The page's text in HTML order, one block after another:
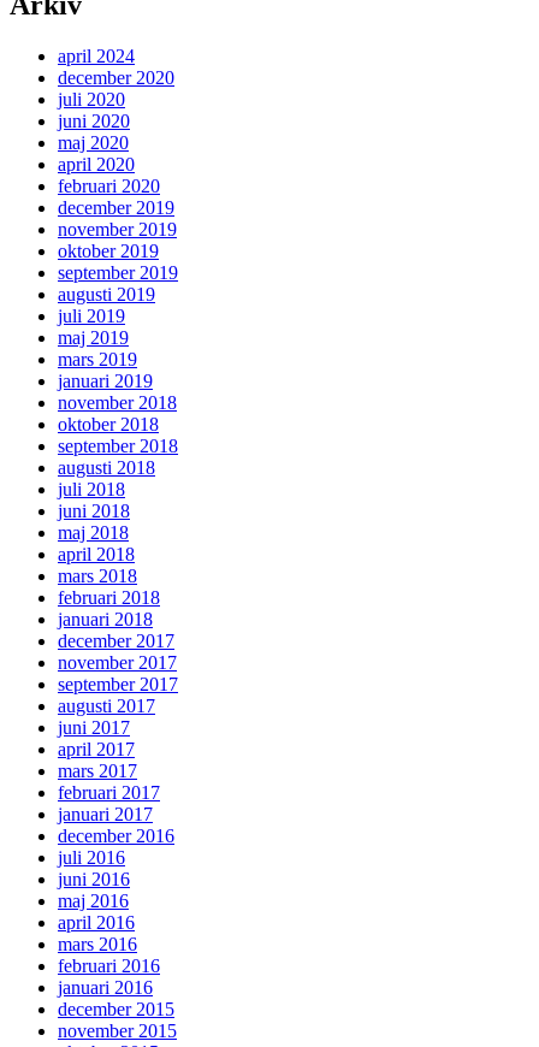
april 2024
december 2020
juli 2020
juni 2020
maj 2020
april 2020
februari 2020
december 2019
november 2019
oktober 2019
september 2019
augusti 2019
juli 2019
maj 2019
mars 2019
januari 2019
november 2018
oktober 2018
september 2018
augusti 2018
juli 2018
juni 2018
maj 2018
april 2018
mars 2018
februari 2018
januari 2018
december 2017
november 2017
september 2017
augusti 2017
juni 2017
april 2017
mars 2017
februari 2017
januari 2017
december 2016
juli 2016
juni 2016
maj 2016
april 2016
mars 2016
februari 2016
januari 2016
december 2015
november 2015